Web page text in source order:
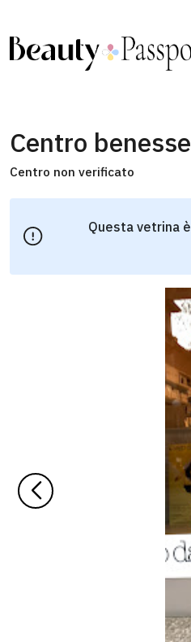
Centro
Centro non verificato
Questa vetrina